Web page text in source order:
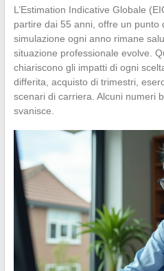
L’Estimation Indicative Globale
partire dai 55 anni, offre un punto
simulazione ogni anno rimane
situazione professionale evolve.
chiariscono gli impatti di ogni
differita, acquisto di trimestri,
scenari di carriera. Alcuni numeri
svanisce.